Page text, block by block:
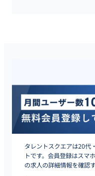
タレントスクエアは20代
トです。会員登録はスマ
の求人の詳細情報を確認